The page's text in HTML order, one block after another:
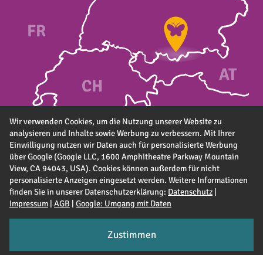
AT
CH
FR
Wir verwenden Cookies, um die Nutzung unserer Website zu
analysieren und Inhalte sowie Werbung zu verbessern. Mit Ihrer
Einwilligung nutzen wir Daten auch für personalisierte Werbung
über Google (Google LLC, 1600 Amphitheatre Parkway Mountain
View, CA 94043, USA). Cookies können außerdem für nicht
personalisierte Anzeigen eingesetzt werden. Weitere Informationen
finden Sie in unserer Datenschutzerklärung: Datenschutz |
Impressum | AGB | Google: Umgang mit Daten
Zustimmen